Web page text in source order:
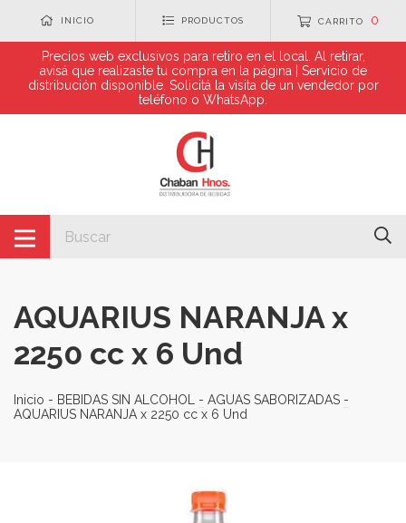
INICIO PRODUCTOS CARRITO 0
Precios web exclusivos para retiro en el local. Al retirar,
avisá que realizaste tu compra en la página | Servicio de
distribución disponible. Solicitá la visita de un vendedor por
teléfono o WhatsApp.
AQUARIUS NARANJA x
2250 cc x 6 Und
Inicio - BEBIDAS SIN ALCOHOL - AGUAS SABORIZADAS -
AQUARIUS NARANJA x 2250 cc x 6 Und